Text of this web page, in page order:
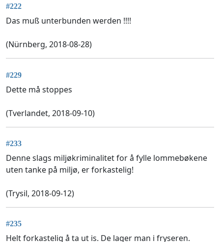
#222
Das muß unterbunden werden !!!!
(Nürnberg, 2018-08-28)
#229
Dette må stoppes
(Tverlandet, 2018-09-10)
#233
Denne slags miljøkriminalitet for å fylle lommebøkene
uten tanke på miljø, er forkastelig!
(Trysil, 2018-09-12)
#235
Helt forkastelig å ta ut is. De lager man i fryseren.